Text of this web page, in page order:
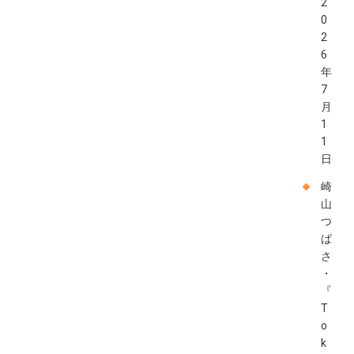
2
0
2
6
年
7
月
1
1
日
崎
山
つ
ば
さ
・
『
T
o
k